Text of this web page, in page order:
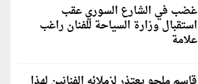
غضب في الشارع السوري عقب
استقبال وزارة السياحة للفنان راغب
علامة